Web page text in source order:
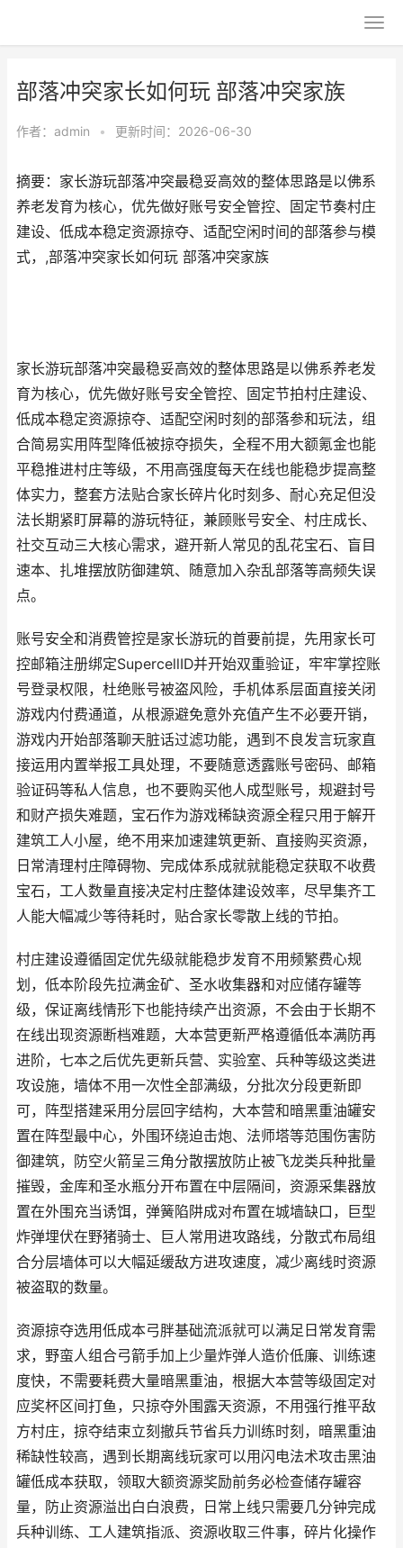
部落冲突家长如何玩 部落冲突家族
作者： admin • 更新时间：2026-06-30
摘要：家长游玩部落冲突最稳妥高效的整体思路是以佛系
养老发育为核心，优先做好账号安全管控、固定节奏村庄
建设、低成本稳定资源掠夺、适配空闲时间的部落参与模
式，,部落冲突家长如何玩 部落冲突家族
家长游玩部落冲突最稳妥高效的整体思路是以佛系养老发
育为核心，优先做好账号安全管控、固定节拍村庄建设、
低成本稳定资源掠夺、适配空闲时刻的部落参和玩法，组
合简易实用阵型降低被掠夺损失，全程不用大额氪金也能
平稳推进村庄等级，不用高强度每天在线也能稳步提高整
体实力，整套方法贴合家长碎片化时刻多、耐心充足但没
法长期紧盯屏幕的游玩特征，兼顾账号安全、村庄成长、
社交互动三大核心需求，避开新人常见的乱花宝石、盲目
速本、扎堆摆放防御建筑、随意加入杂乱部落等高频失误
点。
账号安全和消费管控是家长游玩的首要前提，先用家长可
控邮箱注册绑定SupercellID并开始双重验证，牢牢掌控账
号登录权限，杜绝账号被盗风险，手机体系层面直接关闭
游戏内付费通道，从根源避免意外充值产生不必要开销，
游戏内开始部落聊天脏话过滤功能，遇到不良发言玩家直
接运用内置举报工具处理，不要随意透露账号密码、邮箱
验证码等私人信息，也不要购买他人成型账号，规避封号
和财产损失难题，宝石作为游戏稀缺资源全程只用于解开
建筑工人小屋，绝不用来加速建筑更新、直接购买资源，
日常清理村庄障碍物、完成体系成就就能稳定获取不收费
宝石，工人数量直接决定村庄整体建设效率，尽早集齐工
人能大幅减少等待耗时，贴合家长零散上线的节拍。
村庄建设遵循固定优先级就能稳步发育不用频繁费心规
划，低本阶段先拉满金矿、圣水收集器和对应储存罐等
级，保证离线情形下也能持续产出资源，不会由于长期不
在线出现资源断档难题，大本营更新严格遵循低本满防再
进阶，七本之后优先更新兵营、实验室、兵种等级这类进
攻设施，墙体不用一次性全部满级，分批次分段更新即
可，阵型搭建采用分层回字结构，大本营和暗黑重油罐安
置在阵型最中心，外围环绕迫击炮、法师塔等范围伤害防
御建筑，防空火箭呈三角分散摆放防止被飞龙类兵种批量
摧毁，金库和圣水瓶分开布置在中层隔间，资源采集器放
置在外围充当诱饵，弹簧陷阱成对布置在城墙缺口，巨型
炸弹埋伏在野猪骑士、巨人常用进攻路线，分散式布局组
合分层墙体可以大幅延缓敌方进攻速度，减少离线时资源
被盗取的数量。
资源掠夺选用低成本弓胖基础流派就可以满足日常发育需
求，野蛮人组合弓箭手加上少量炸弹人造价低廉、训练速
度快，不需要耗费大量暗黑重油，根据大本营等级固定对
应奖杯区间打鱼，只掠夺外围露天资源，不用强行推平敌
方村庄，掠夺结束立刻撤兵节省兵力训练时刻，暗黑重油
稀缺性较高，遇到长期离线玩家可以用闪电法术攻击黑油
罐低成本获取，领取大额资源奖励前务必检查储存罐容
量，防止资源溢出白白浪费，日常上线只需要几分钟完成
兵种训练、工人建筑指派、资源收取三件事，碎片化操作